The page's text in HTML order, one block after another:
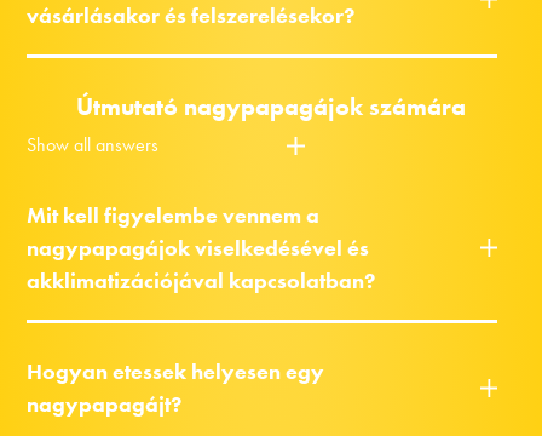
vásárlásakor és felszerelésekor?
Útmutató nagypapagájok számára
Show all answers
Mit kell figyelembe vennem a
nagypapagájok viselkedésével és
akklimatizációjával kapcsolatban?
Hogyan etessek helyesen egy
nagypapagájt?